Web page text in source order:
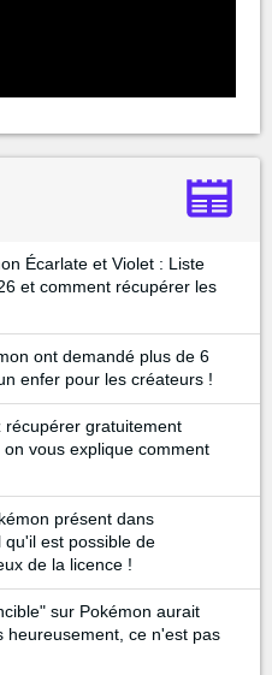
Écarlate et Violet : Liste
et comment récupérer les
ont demandé plus de 6
enfer pour les créateurs !
récupérer gratuitement
vous explique comment
présent dans
qu'il est possible de
de la licence !
sur Pokémon aurait
heureusement, ce n'est pas